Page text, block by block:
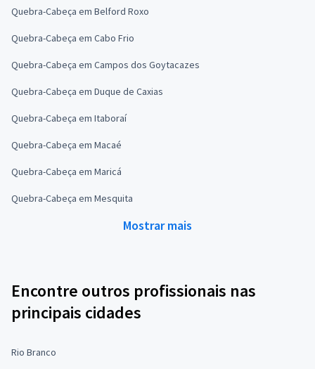
Quebra-Cabeça em Belford Roxo
Quebra-Cabeça em Cabo Frio
Quebra-Cabeça em Campos dos Goytacazes
Quebra-Cabeça em Duque de Caxias
Quebra-Cabeça em Itaboraí
Quebra-Cabeça em Macaé
Quebra-Cabeça em Maricá
Quebra-Cabeça em Mesquita
Mostrar mais
Encontre outros profissionais nas
principais cidades
Rio Branco